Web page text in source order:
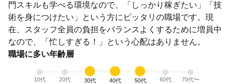
門スキルも学べる環境なので、「しっかり稼ぎたい」「技
術を身につけたい」という方にピッタリの職場です。現
在、スタッフ全員の負担をバランスよくするために増員中
なので、「忙しすぎる！」という心配はありません。
職場に多い年齢層
10代 20代 30代 40代 50代 60代 70代〜